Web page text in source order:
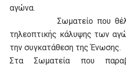
αγώνα.
Σωματείο που θέλει
τηλεοπτικής κάλυψης των
την συγκατάθεση της Ένωσης.
Στα Σωματεία που